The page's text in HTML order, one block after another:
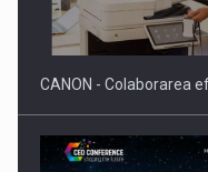
SI INSTITUTIONAL…
CANON - Colaborarea